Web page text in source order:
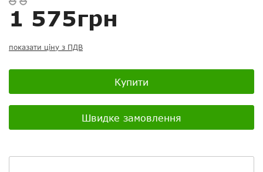
1 575грн
показати ціну з ПДВ
Купити
Швидке замовлення
Посилання на відео з Youtube: